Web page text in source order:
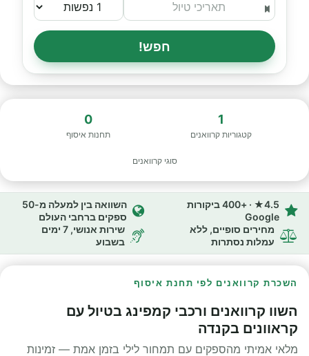
חפש!
1
קטגוריות קרוואנים
0
תחנות איסוף
סוגי קרוואנים
4.5★ · +400 ביקורות
Google
השוואה בין למעלה מ-50
ספקים ברחבי העולם
מחירים סופיים, ללא
עמלות נסתרות
שירות אנושי, 7 ימים
בשבוע
השכרת קרוואנים לפי תחנת איסוף
השוו קרוואנים ורכבי קמפינג בטיול עם
קראוונים בקנדה
מלאי אמיתי מהספקים עם תמחור לילי בזמן אמת — זמינות